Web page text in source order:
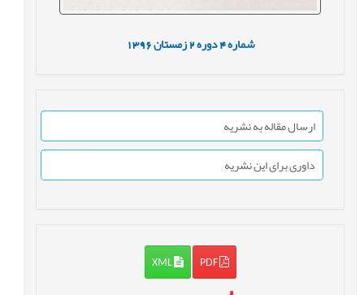
شماره4 دوره2 زمستان1396
ارسال مقاله به نشریه
داوری برای این نشریه
PDF
XML